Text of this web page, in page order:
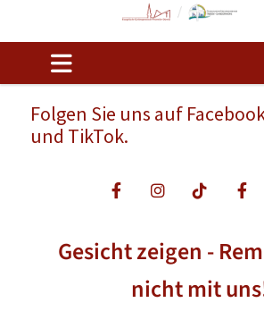
Folgen Sie uns auf
und TikTok.
Gesicht zeigen -
nicht mit